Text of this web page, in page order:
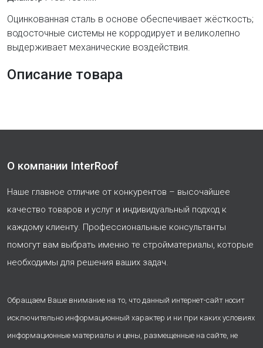
Оцинкованная сталь в основе обеспечивает жёсткость;
водосточные системы не корродирует и великолепно
выдерживает механические воздействия.
Описание товара
О компании InterRoof
Наше главное отличие от конкурентов – высочайшее
качество товаров и услуг и индивидуальный подход к
каждому клиенту. Профессиональные консультанты
помогут вам выбрать именно те стройматериалы, которые
необходимы для решения ваших задач.
Обращаем Ваше внимание на то, что данный интернет-сайт носит
исключительно информационный характер и ни при каких условиях
информационные материалы и цены, размещенные на сайте, не